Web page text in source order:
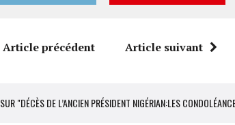
Article précédent Article suivant
SUR "DÉCÈS DE L’ANCIEN PRÉSIDENT NIGÉRIAN:LES